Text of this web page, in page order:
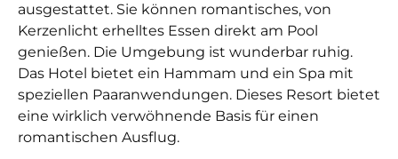
ausgestattet. Sie können romantisches, von
Kerzenlicht erhelltes Essen direkt am Pool
genießen. Die Umgebung ist wunderbar ruhig.
Das Hotel bietet ein Hammam und ein Spa mit
speziellen Paaranwendungen. Dieses Resort bietet
eine wirklich verwöhnende Basis für einen
romantischen Ausflug.